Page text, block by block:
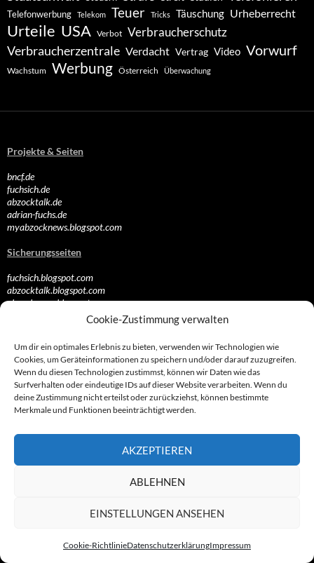
Cookie-Zustimmung verwalten
Um dir ein optimales Erlebnis zu bieten, verwenden wir Technologien wie
Cookies, um Geräteinformationen zu speichern und/oder darauf zuzugreifen.
Wenn du diesen Technologien zustimmst, können wir Daten wie das
Surfverhalten oder eindeutige IDs auf dieser Website verarbeiten. Wenn du
deine Zustimmung nicht erteilst oder zurückziehst, können bestimmte
Merkmale und Funktionen beeinträchtigt werden.
AKZEPTIEREN
ABLEHNEN
EINSTELLUNGEN ANSEHEN
Cookie-RichtlinieDatenschutzerklärungImpressum
Telefonwerbung Telekom Teuer Tricks Täuschung Urheberrecht
Urteile USA Verbot Verbraucherschutz
Verbraucherzentrale Verdacht Vertrag Video Vorwurf
Wachstum Werbung Österreich Überwachung
Projekte & Seiten
bncf.de
fuchsich.de
abzocktalk.de
adrian-fuchs.de
myabzocknews.blogspot.com
Sicherungsseiten
fuchsich.blogspot.com
abzocktalk.blogspot.com
abzocknews.blogspot.com
Unister-Unternehmensgruppe|info
Die Gebrüder Schmidtlein|info
Der Malaysische Ableger|info
Der Münchener Ableger|info
Das Mega-Firmennetz|info
Die Swiss-Connection|info
Hamburger Ableger
Spam-Connection|info
Ressorts & Services I